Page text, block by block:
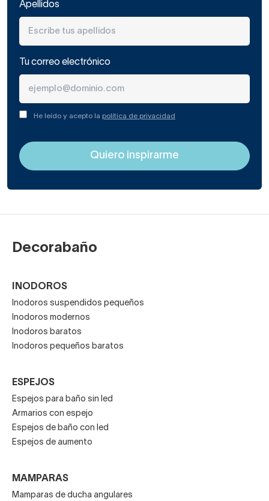
Apellidos
Tu correo electrónico
He leído y acepto la política de privacidad
Decorabaño
INODOROS
Inodoros suspendidos pequeños
Inodoros modernos
Inodoros baratos
Inodoros pequeños baratos
ESPEJOS
Espejos para baño sin led
Armarios con espejo
Espejos de baño con led
Espejos de aumento
MAMPARAS
Mamparas de ducha angulares